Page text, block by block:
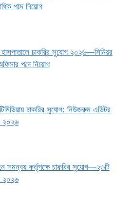
পদে নিয়োগ
হাসপাতালে চাকরির সুযোগ ২০২৬—সিনিয়র
পদে নিয়োগ
চাকরির সুযোগ: নিউজরুম এডিটর
২০২৬
সমন্বয় কর্তৃপক্ষে চাকরির সুযোগ—২৩টি
২০২৬